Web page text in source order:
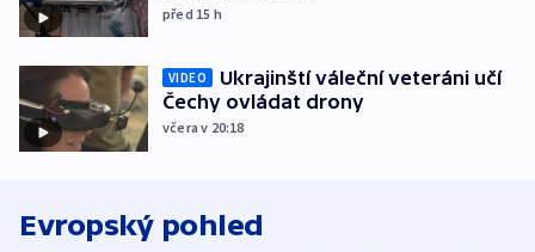
před 15 h
VIDEO
Ukrajinští váleční veteráni učí
Čechy ovládat drony
včera v 20:18
Evropský pohled